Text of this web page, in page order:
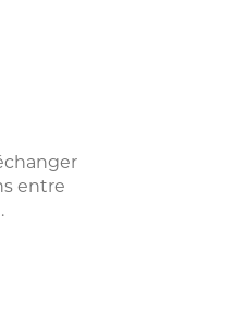
entre